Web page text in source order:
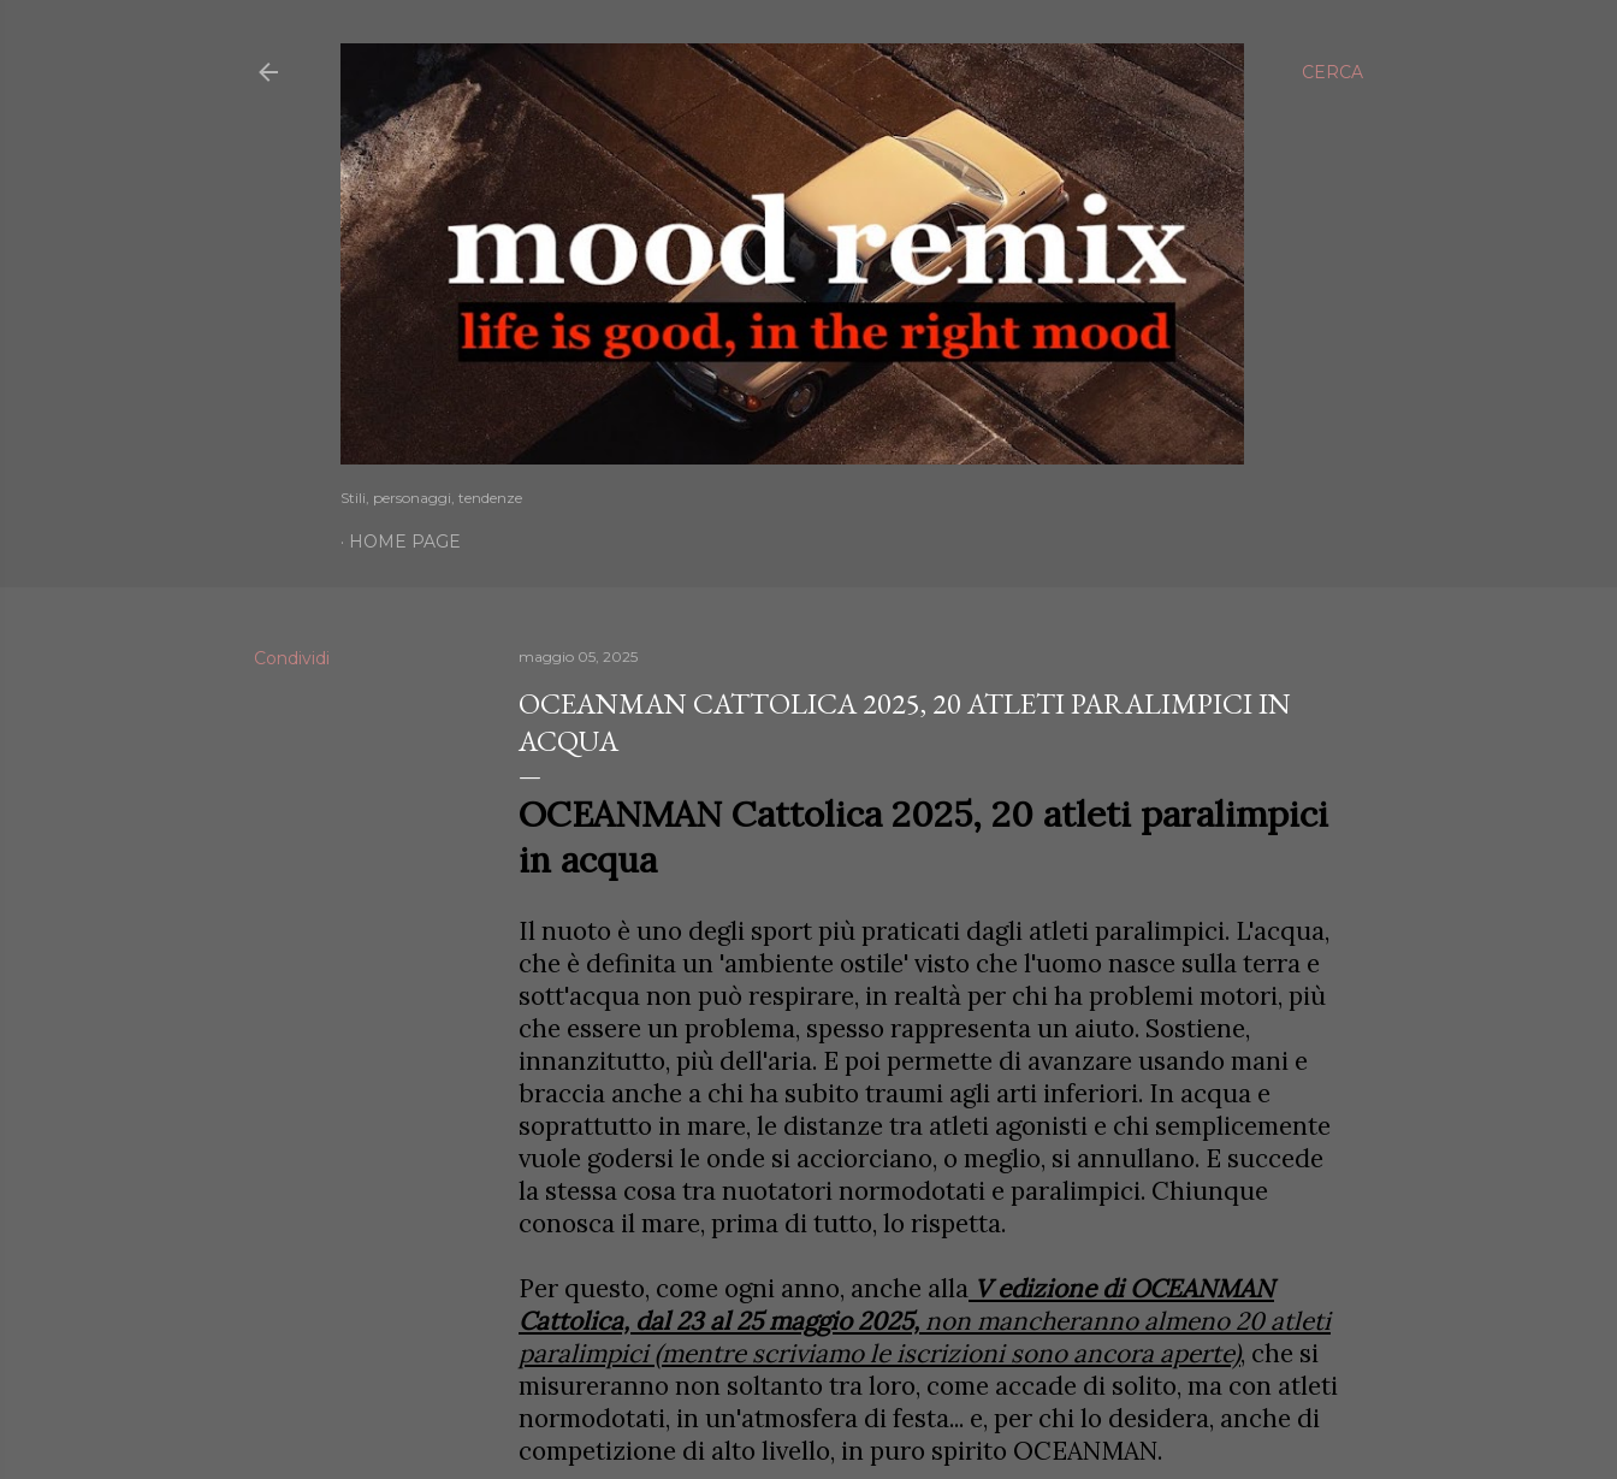
CERCA
Stili, personaggi, tendenze
HOME PAGE
Condividi maggio 05, 2025
OCEANMAN CATTOLICA 2025, 20 ATLETI PARALIMPICI IN
ACQUA
OCEANMAN Cattolica 2025, 20 atleti paralimpici
in acqua
Il nuoto è uno degli sport più praticati dagli atleti paralimpici. L'acqua,
che è definita un 'ambiente ostile' visto che l'uomo nasce sulla terra e
sott'acqua non può respirare, in realtà per chi ha problemi motori, più
che essere un problema, spesso rappresenta un aiuto. Sostiene,
innanzitutto, più dell'aria. E poi permette di avanzare usando mani e
braccia anche a chi ha subito traumi agli arti inferiori. In acqua e
soprattutto in mare, le distanze tra atleti agonisti e chi semplicemente
vuole godersi le onde si acciorciano, o meglio, si annullano. E succede
la stessa cosa tra nuotatori normodotati e paralimpici. Chiunque
conosca il mare, prima di tutto, lo rispetta.
Per questo, come ogni anno, anche alla V edizione di OCEANMAN
Cattolica, dal 23 al 25 maggio 2025, non mancheranno almeno 20 atleti
paralimpici (mentre scriviamo le iscrizioni sono ancora aperte), che si
misureranno non soltanto tra loro, come accade di solito, ma con atleti
normodotati, in un'atmosfera di festa... e, per chi lo desidera, anche di
competizione di alto livello, in puro spirito OCEANMAN.